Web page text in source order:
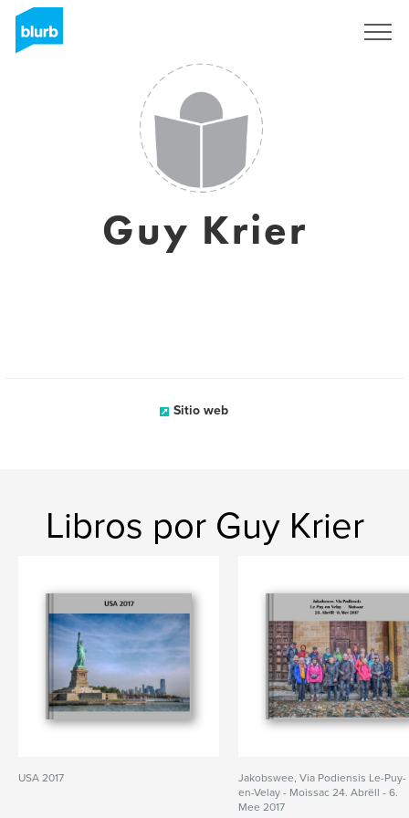
Guy Krier
Sitio web
Libros por Guy Krier
USA 2017
Jakobswee, Via Podiensis Le-Puy-
en-Velay - Moissac 24. Abrëll - 6.
Mee 2017